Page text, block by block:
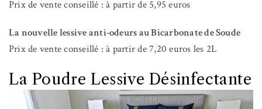
Prix de vente conseillé : à partir de 5,95 euros
La nouvelle lessive anti-odeurs au Bicarbonate de Soude
Prix de vente conseillé : à partir de 7,20 euros les 2L
La Poudre Lessive Désinfectante